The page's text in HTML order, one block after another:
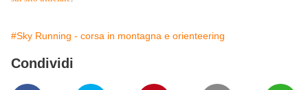
#Sky Running - corsa in montagna e orienteering
Condividi